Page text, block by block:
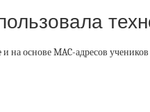
основе MAC-адресов